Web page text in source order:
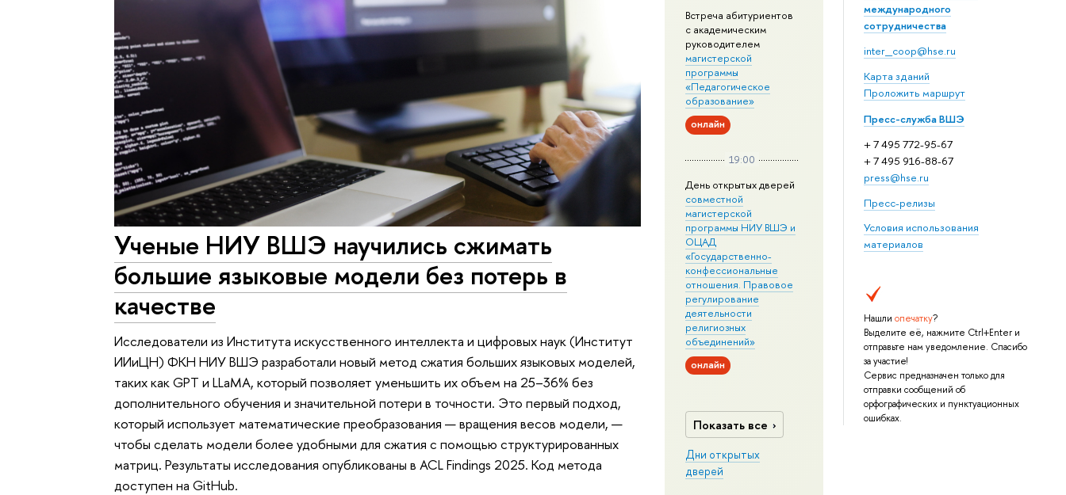
международного
сотрудничества
inter_coop@hse.ru
Карта зданий
Проложить маршрут
Пресс-служба ВШЭ
+ 7 495 772-95-67
+ 7 495 916-88-67
press@hse.ru
Пресс-релизы
Условия использования
материалов
Нашли опечатку?
Выделите её, нажмите Ctrl+Enter и
отправьте нам уведомление. Спасибо
за участие!
Сервис предназначен только для
отправки сообщений об
орфографических и пунктуационных
ошибках.
Встреча абитуриентов
с академическим
руководителем
магистерской
программы
«Педагогическое
образование»
онлайн
19:00
День открытых дверей
совместной
магистерской
программы НИУ ВШЭ и
ОЦАД
«Государственно-
конфессиональные
отношения. Правовое
регулирование
деятельности
религиозных
объединений»
онлайн
Показать все
Дни открытых
дверей
Ученые НИУ ВШЭ научились сжимать
большие языковые модели без потерь в
качестве
Исследователи из Института искусственного интеллекта и цифровых наук (Институт
ИИиЦН) ФКН НИУ ВШЭ разработали новый метод сжатия больших языковых моделей,
таких как GPT и LLaMA, который позволяет уменьшить их объем на 25–36% без
дополнительного обучения и значительной потери в точности. Это первый подход,
который использует математические преобразования — вращения весов модели, —
чтобы сделать модели более удобными для сжатия с помощью структурированных
матриц. Результаты исследования опубликованы в ACL Findings 2025. Код метода
доступен на GitHub.